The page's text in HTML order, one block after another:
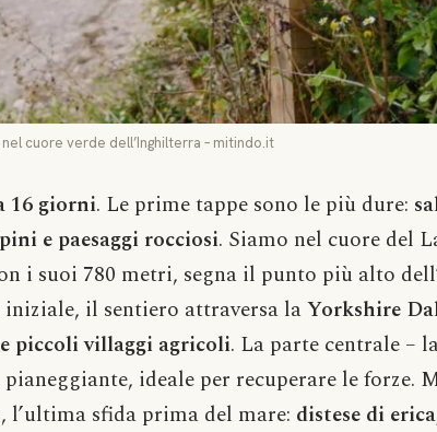
cuore verde dell’Inghilterra – mitindo.it
16 giorni. Le prime tappe sono le più dure:
e paesaggi rocciosi. Siamo nel cuore del
i suoi 780 metri, segna il punto più alto
iniziale, il sentiero attraversa laYorkshire
piccoli villaggi agricoli. La parte centrale –
ideale per recuperare le forze.
, l’ultima sfida prima del mare: distese di